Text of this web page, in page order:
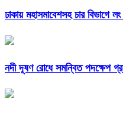
ঢাকায় মহাসমাবেশসহ চার বিভাগে
নদী দূষণ রোধে সমন্বিত পদক্ষেপ